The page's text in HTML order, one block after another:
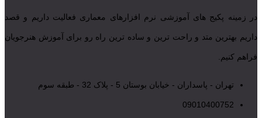
در زمینه پکیج های آموزشی نرم افزارهای معماری فعالیت داریم و قصد
داریم بهترین متد و راحت ترین و ساده ترین راه رو برای آموزش هنرجویان
فراهم کنیم.
تهران - پاسداران - خیابان بوستان 5 - پلاک 32 - طبقه سوم
09010400752